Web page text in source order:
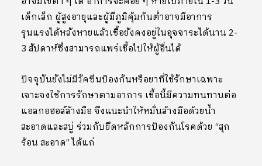
เด็กเล็ก ผู้สูงอายุและผู้มีภูมิคุ้มกันต่ำอาจมีอาการ
รุนแรงได้หลังหายแล้วเชื้อยังคงอยู่ในอุจจาระได้นาน 2-
3 สัปดาห์ซึ่งสามารถแพร่เชื้อไปให้ผู้อื่นได้
ปัจจุบันยังไม่มีวัคซีนป้องกันหรือยาที่ใช้รักษาเฉพาะ
เจาะจงใช้การรักษาตามอาการ เชื้อนี้มีความทนทานต่อ
แอลกอฮอล์ล้างมือ จึงแนะนำให้หมั่นล้างมือด้วยน้ำ
สะอาดและสบู่ ร่วมกับยึดหลักการป้องกันโรคด้วย “สุก
ร้อน สะอาด” ได้แก่